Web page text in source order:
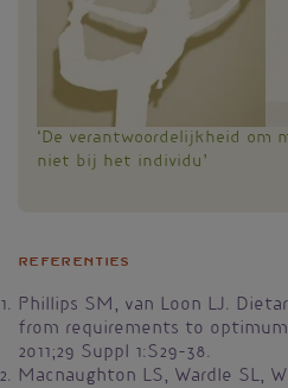
‘De verantwoordelijkheid om
niet bij het individu’
Referenties
Phillips SM, van Loon LJ.
from requirements to
2011;29 Suppl 1:S29-38.
Macnaughton LS, Wardle SL,